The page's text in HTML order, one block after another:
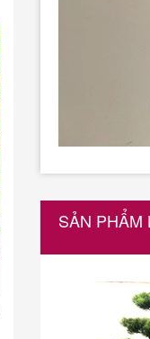
SẢN PHẨM